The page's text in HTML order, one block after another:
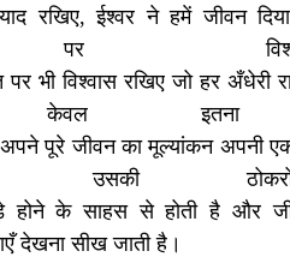
रखिए, ईश्वर ने हमें जीवन
भी विश्वास रखिए जो हर अँधेरी
पूरे जीवन का मूल्यांकन अपनी
उसकी
के साहस से होती है और
देखना सीख जाती है।